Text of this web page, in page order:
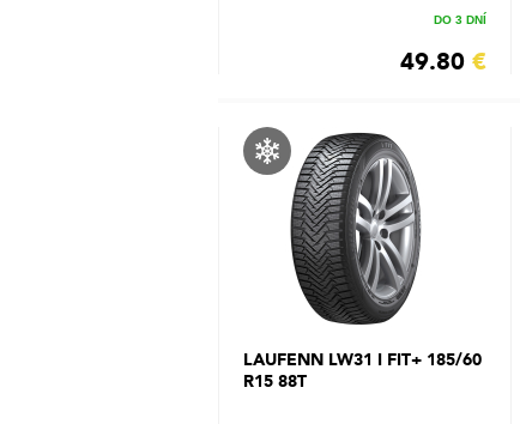
DO 3 DNÍ
49.80 €
LAUFENN LW31 I FIT+ 185/60
R15 88T